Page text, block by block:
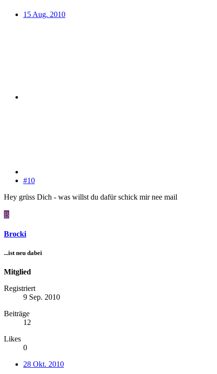
15 Aug. 2010
#10
Hey grüss Dich - was willst du dafür schick mir nee mail
B
Brocki
...ist neu dabei
Mitglied
Registriert
9 Sep. 2010
Beiträge
12
Likes
0
28 Okt. 2010